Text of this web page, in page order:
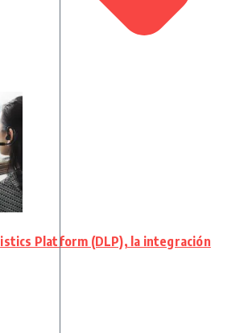
Platform (DLP), la integración